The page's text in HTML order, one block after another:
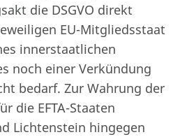
die DSGVO direkt
EU-Mitgliedsstaat
innerstaatlichen
noch einer Verkündung
bedarf. Zur Wahrung der
die EFTA-Staaten
Lichtenstein hingegen